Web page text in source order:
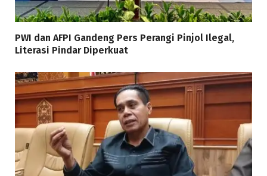
PWI dan AFPI Gandeng Pers Perangi Pinjol Ilegal,
Literasi Pindar Diperkuat